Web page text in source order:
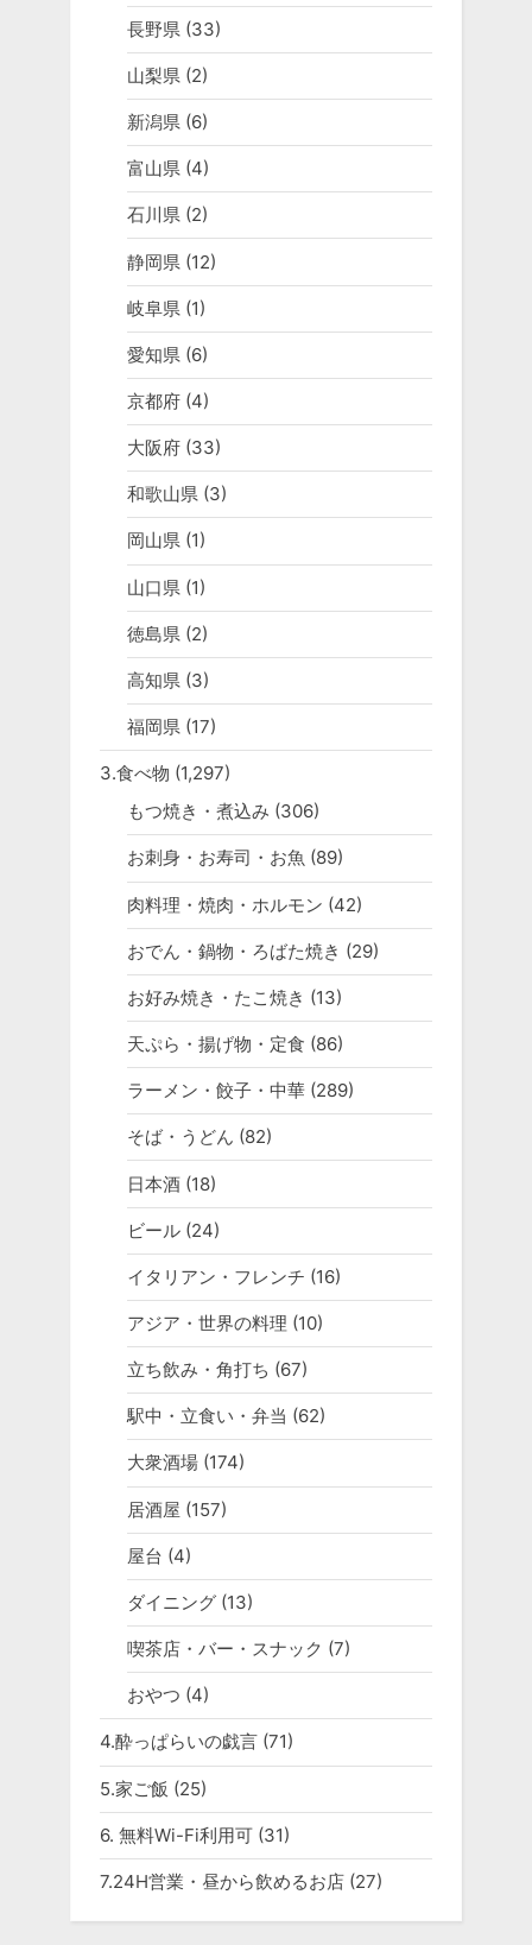
長野県 (33)
山梨県(2)
新潟県(6)
富山県(4)
石川県(2)
静岡県 (12)
岐阜県 (1)
愛知県(6)
京都府(4)
大阪府(33)
和歌山県(3)
岡山県(1)
山口県 (1)
徳島県 (2)
高知県(3)
福岡県(17)
3.食べ物 (1,297)
もつ焼き・煮込み (306)
お刺身・お寿司・お魚 (89)
肉料理・焼肉・ホルモン (42)
おでん・鍋物・ろばた焼き (29)
お好み焼き・たこ焼き (13)
天ぷら・揚げ物・定食 (86)
ラーメン・餃子・中華(289)
そば・うどん (82)
日本酒(18)
ビール(24)
イタリアン・フレンチ (16)
アジア・世界の料理 (10)
立ち飲み・角打ち (67)
駅中・立食い・弁当 (62)
大衆酒場(174)
居酒屋 (157)
屋台 (4)
ダイニング(13)
喫茶店・バー・スナック (7)
おやつ (4)
4.酔っぱらいの戯言 (71)
5.家ご飯 (25)
6. 無料Wi-Fi利用可 (31)
7.24H営業・昼から飲めるお店 (27)